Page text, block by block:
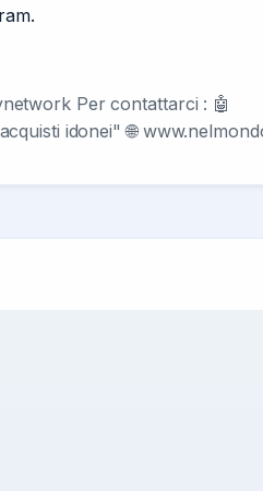
Per contattarci : 🤖
idonei" 🌐